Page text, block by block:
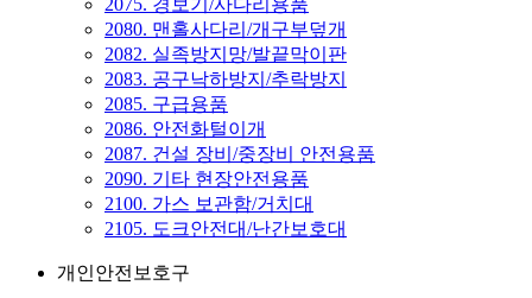
2080. 맨홀사다리/개구부덮개
2082. 실족방지망/발끝막이판
2083. 공구낙하방지/추락방지
2085. 구급용품
2086. 안전화털이개
2087. 건설 장비/중장비 안전용품
2090. 기타 현장안전용품
2100. 가스 보관함/거치대
2105. 도크안전대/난간보호대
개인안전보호구